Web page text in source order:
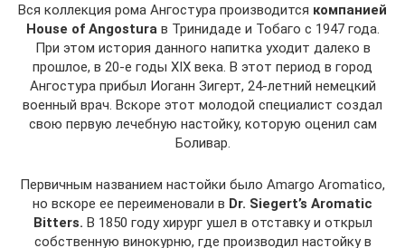
Вся коллекция рома Ангостура производится компанией
House of Angosturaв Тринидаде и Тобаго с 1947 года.
При этом история данного напитка уходит далеко в
прошлое, в 20-е годы XIX века. В этот период в город
Ангостура прибыл Иоганн Зигерт, 24-летний немецкий
военный врач. Вскоре этот молодой специалист создал
свою первую лечебную настойку, которую оценил сам
Боливар.
Первичным названием настойки было Amargo Aromatico,
но вскоре ее переименовали в Dr. Siegert’s Aromatic
Bitters. В 1850 году хирург ушел в отставку и открыл
собственную винокурню, где производил настойку в